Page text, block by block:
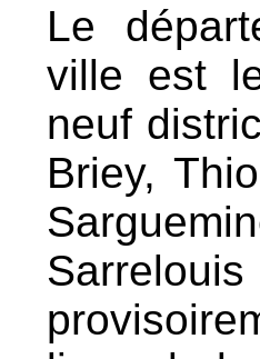
Le
ville est
neuf
Briey,